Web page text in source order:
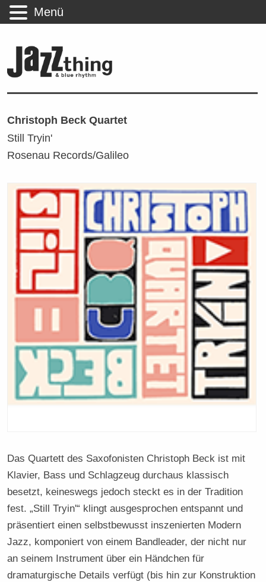
Christoph Beck Quartet
Still Tryin'
Rosenau Records/Galileo
Das Quartett des Saxofonisten Christoph Beck ist mit
Klavier, Bass und Schlagzeug durchaus klassisch
besetzt, keineswegs jedoch steckt es in der Tradition
fest. „Still Tryin'“ klingt ausgesprochen entspannt und
präsentiert einen selbstbewusst inszenierten Modern
Jazz, komponiert von einem Bandleader, der nicht nur
an seinem Instrument über ein Händchen für
dramaturgische Details verfügt (bis hin zur Konstruktion
Menü